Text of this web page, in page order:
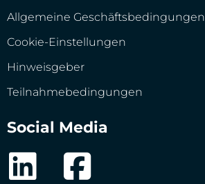
Allgemeine Geschäftsbedingungen
Cookie-Einstellungen
Hinweisgeber
Teilnahmebedingungen
Social Media